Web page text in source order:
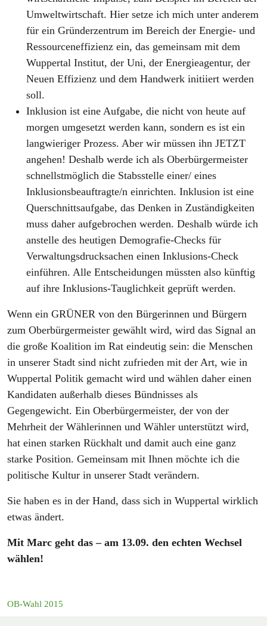
Umweltwirtschaft. Hier setze ich mich unter anderem
für ein Gründerzentrum im Bereich der Energie- und
Ressourceneffizienz ein, das gemeinsam mit dem
Wuppertal Institut, der Uni, der Energieagentur, der
Neuen Effizienz und dem Handwerk initiiert werden
soll.
Inklusion ist eine Aufgabe, die nicht von heute auf
morgen umgesetzt werden kann, sondern es ist ein
langwieriger Prozess. Aber wir müssen ihn JETZT
angehen! Deshalb werde ich als Oberbürgermeister
schnellstmöglich die Stabsstelle einer/ eines
Inklusionsbeauftragte/n einrichten. Inklusion ist eine
Querschnittsaufgabe, das Denken in Zuständigkeiten
muss daher aufgebrochen werden. Deshalb würde ich
anstelle des heutigen Demografie-Checks für
Verwaltungsdrucksachen einen Inklusions-Check
einführen. Alle Entscheidungen müssten also künftig
auf ihre Inklusions-Tauglichkeit geprüft werden.
Wenn ein GRÜNER von den Bürgerinnen und Bürgern
zum Oberbürgermeister gewählt wird, wird das Signal an
die große Koalition im Rat eindeutig sein: die Menschen
in unserer Stadt sind nicht zufrieden mit der Art, wie in
Wuppertal Politik gemacht wird und wählen daher einen
Kandidaten außerhalb dieses Bündnisses als
Gegengewicht. Ein Oberbürgermeister, der von der
Mehrheit der Wählerinnen und Wähler unterstützt wird,
hat einen starken Rückhalt und damit auch eine ganz
starke Position. Gemeinsam mit Ihnen möchte ich die
politische Kultur in unserer Stadt verändern.
Sie haben es in der Hand, dass sich in Wuppertal wirklich
etwas ändert.
Mit Marc geht das – am 13.09. den echten Wechsel
wählen!
OB-Wahl 2015